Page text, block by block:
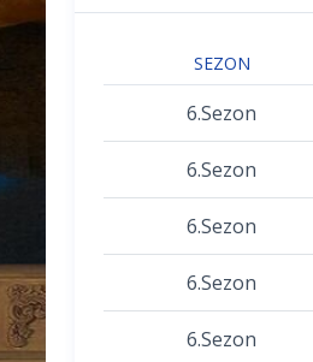
SEZON
6.Sezon
6.Sezon
6.Sezon
6.Sezon
6.Sezon